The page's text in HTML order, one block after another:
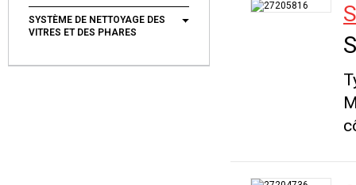
SYSTÈME DE NETTOYAGE DES
VITRES ET DES PHARES